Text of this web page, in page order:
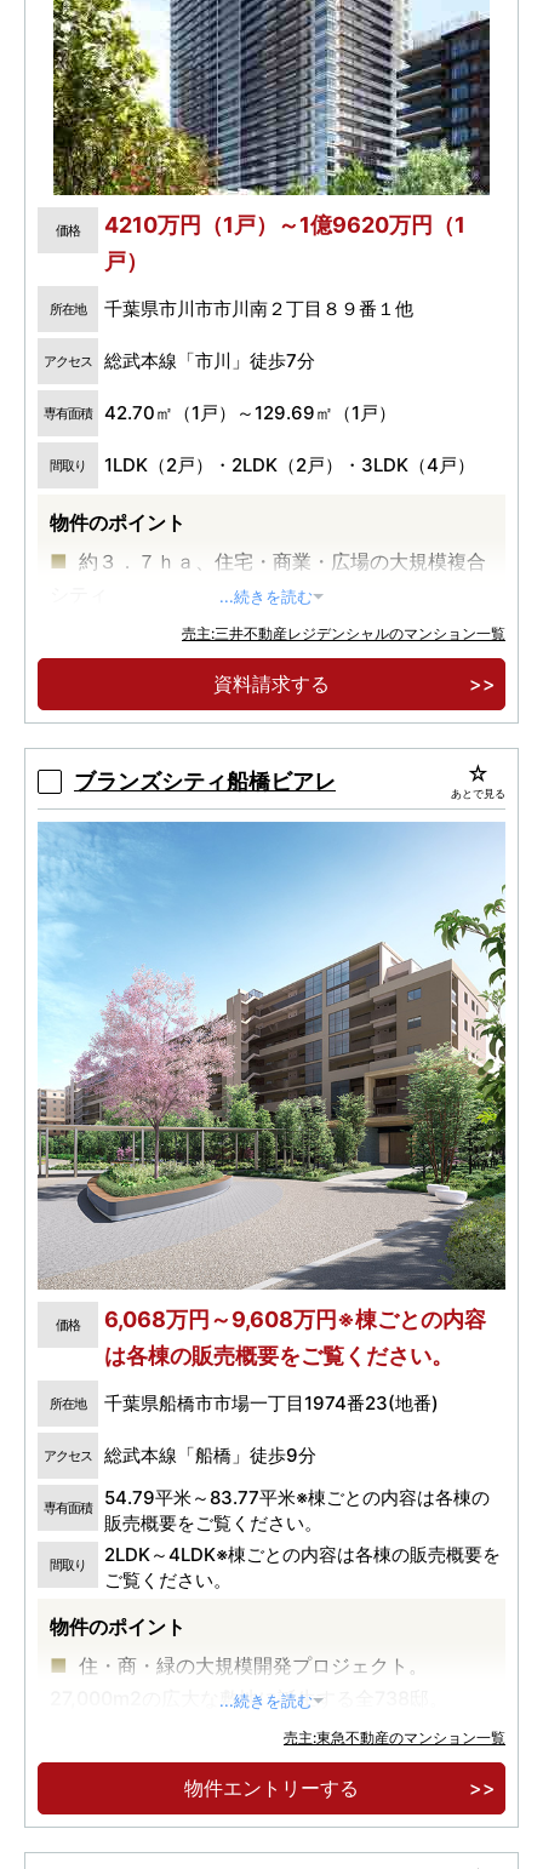
価格
4210万円（1戸）～1億9620万円（1
戸）
所在地 千葉県市川市市川南２丁目８９番１他
アクセス 総武本線「市川」徒歩7分
専有面積 42.70㎡（1戸）～129.69㎡（1戸）
間取り 1LDK（2戸）・2LDK（2戸）・3LDK（4戸）
物件のポイント
約３．７ｈａ、住宅・商業・広場の大規模複合
ＪＲ総武線「市川」駅徒歩７分、全６７４邸、
２９階建、免震タワー
...続きを読む
売主:三井不動産レジデンシャルのマンション一覧
資料請求する
ブランズシティ船橋ビアレ あとで見る
価格
6,068万円～9,608万円※棟ごとの内容
は各棟の販売概要をご覧ください。
所在地 千葉県船橋市市場一丁目1974番23(地番)
アクセス 総武本線「船橋」徒歩9分
専有面積
54.79平米～83.77平米※棟ごとの内容は各棟の
販売概要をご覧ください。
間取り
2LDK～4LDK※棟ごとの内容は各棟の販売概要を
ご覧ください。
物件のポイント
住・商・緑の大規模開発プロジェクト。
27,000m2の広大な敷地に誕生する全738邸。
2駅4路線利用可。JR総武快速線「船橋」駅徒
歩9分～11分。東京へ26分。
...続きを読む
売主:東急不動産のマンション一覧
物件エントリーする